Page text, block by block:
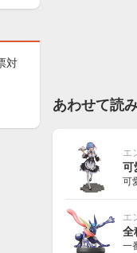
対
あわせて読
エ
可
可
エ
全
一